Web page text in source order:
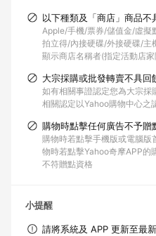
以下種類及「商店」商品不
Apple/手機/票券/儲值金/虛擬
拍立得/內接硬碟/外接硬碟/主
顯示商店名稱者(指定活動店家
大宗採購或批發轉賣不具回
如有相關事證認定您為大宗採
相關認定以Yahoo購物中心之
購物時點擊任何廣告不予贈
購物時若點擊手機版或電腦版
物時若點擊Yahoo奇摩APP的
不符贈點資格
小提醒
請將系統及 APP 更新至最